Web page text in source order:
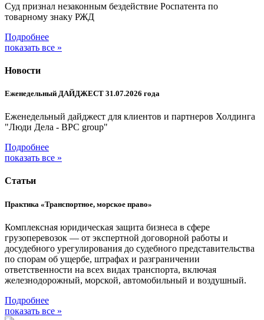
Суд признал незаконным бездействие Роспатента по
товарному знаку РЖД
Подробнее
показать все »
Новости
Еженедельный ДАЙДЖЕСТ 31.07.2026 года
Еженедельный дайджест для клиентов и партнеров Холдинга
"Люди Дела - BPC group"
Подробнее
показать все »
Статьи
Практика «Транспортное, морское право»
Комплексная юридическая защита бизнеса в сфере
грузоперевозок — от экспертной договорной работы и
досудебного урегулирования до судебного представительства
по спорам об ущербе, штрафах и разграничении
ответственности на всех видах транспорта, включая
железнодорожный, морской, автомобильный и воздушный.
Подробнее
показать все »